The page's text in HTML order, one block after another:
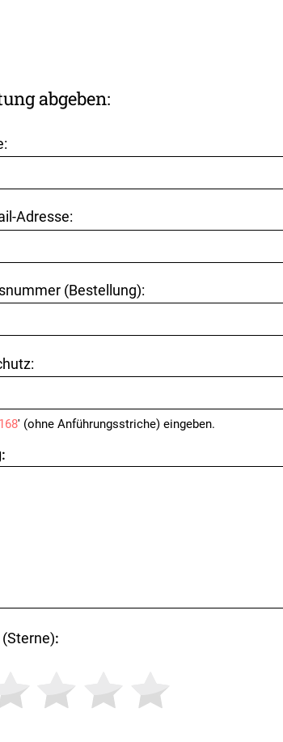
abgeben:
Adresse:
(Bestellung):
168' (ohne Anführungsstriche) eingeben.
: